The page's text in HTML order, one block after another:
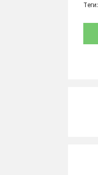
Теги: